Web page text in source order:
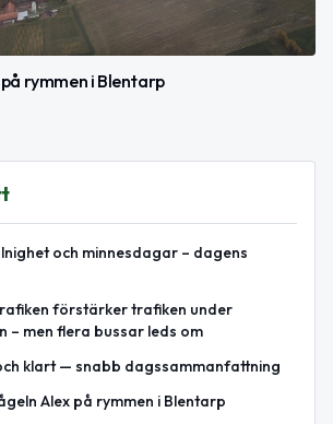
rymmen i Blentarp
och minnesdagar – dagens
förstärker trafiken under
– men flera bussar leds om
klart — snabb dagssammanfattning
Alex på rymmen i Blentarp